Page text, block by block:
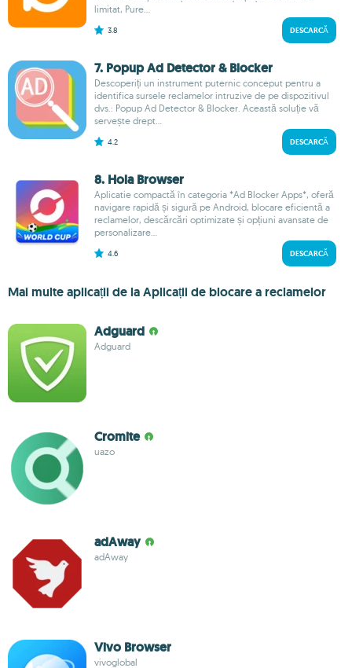
limitat, Pure...
3.8 DESCARCĂ
7. Popup Ad Detector & Blocker
Descoperiți un instrument puternic conceput pentru a
identifica sursele reclamelor intruzive de pe dispozitivul
dvs.: Popup Ad Detector & Blocker. Această soluție vă
servește drept...
4.2 DESCARCĂ
8. Hola Browser
Aplicatie compactă în categoria *Ad Blocker Apps*, oferă
navigare rapidă și sigură pe Android, blocare eficientă a
reclamelor, descărcări optimizate și opțiuni avansate de
personalizare...
4.6 DESCARCĂ
Mai multe aplicații de la Aplicații de blocare a reclamelor
Adguard
Adguard
Cromite
uazo
adAway
adAway
Vivo Browser
vivoglobal